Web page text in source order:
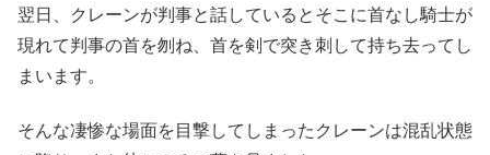
翌日、クレーンが判事と話しているとそこに首なし騎士が
現れて判事の首を刎ね、首を剣で突き刺して持ち去ってし
まいます。
そんな凄惨な場面を目撃してしまったクレーンは混乱状態